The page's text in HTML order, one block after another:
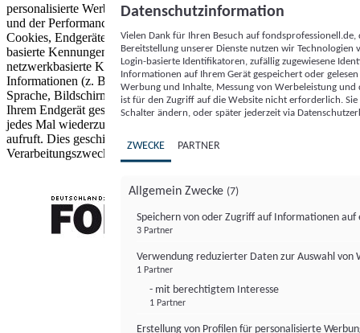
personalisierte Werbung und Inhalte, Messung von Werbeleistung
und der Performance von Inhalten sowie Zielgruppenforschung.
Cookies, Endgeräte- oder ähnliche Online-Kennungen (z. B. login-
basierte Kennungen, zufällig generierte Kennungen,
netzwerkbasierte Kennungen) können zusammen mit anderen
Informationen (z. B. Browsertyp und Browserinformationen,
Sprache, Bildschirmgröße, unterstützte Technologien usw.) auf
Ihrem Endgerät gespeichert oder von dort ausgelesen werden, um es
jedes Mal wiederzuerkennen, wenn es eine App oder einer Webseite
aufruft. Dies geschieht für einen oder mehrere der hier aufgeführten
Verarbeitungszwecke.
Datenschutzinformation
Vielen Dank für Ihren Besuch auf
Bereitstellung unserer Dienste nutzen wir Technologien
Login-basierte Identifikatoren, zufällig zugewiesene
Informationen auf Ihrem Gerät gespeichert oder
Werbung und Inhalte, Messung von Werbeleistung
ist für den Zugriff auf die Website nicht erforderlich.
Schalter ändern, oder später jederzeit via
ZWECKE PARTNER
Allgemein Zwecke (7)
Speichern von oder Zugriff auf Informationen auf
3 Partner
Verwendung reduzierter Daten zur Auswahl von
1 Partner
- mit berechtigtem Interesse
1 Partner
Erstellung von Profilen für personalisierte
FONDS professionell